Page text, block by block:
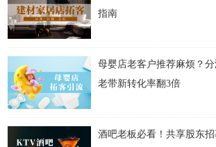
指南
母婴店老客户推荐麻烦？分
老带新转化率翻3倍
酒吧老板必看！共享股东